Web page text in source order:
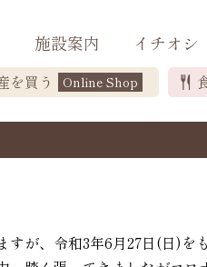
施設案内 イチオシ
を買う Online Shop
すが、令和3年6月27日(日)を